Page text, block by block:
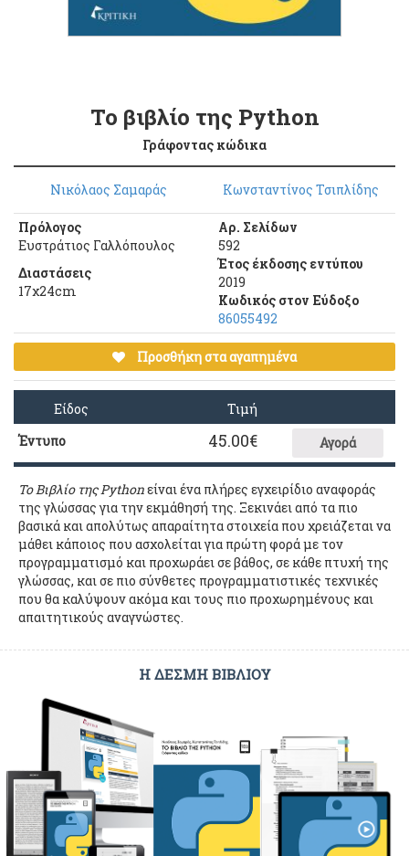
Το βιβλίο της Python
Γράφοντας κώδικα
Νικόλαος Σαμαράς Κωνσταντίνος Τσιπλίδης
Πρόλογος
Ευστράτιος Γαλλόπουλος
Διαστάσεις
17χ24cm
Αρ. Σελίδων
592
Έτος έκδοσης εντύπου
2019
Κωδικός στον Εύδοξο
86055492
Προσθήκη στα αγαπημένα
Είδος
Τιμή
Έντυπο
45.00€ Αγορά
Το Βιβλίο της Pythonείναι ένα πλήρες εγχειρίδιο αναφοράς
της γλώσσας για την εκμάθησή της. Ξεκινάει από τα πιο
βασικά και απολύτως απαραίτητα στοιχεία που χρειάζεται να
μάθει κάποιος που ασχολείται για πρώτη φορά με τον
προγραμματισμό και προχωράει σε βάθος, σε κάθε πτυχή της
γλώσσας, και σε πιο σύνθετες προγραμματιστικές τεχνικές
που θα καλύψουν ακόμα και τους πιο προχωρημένους και
απαιτητικούς αναγνώστες.
Η ΔΕΣΜΗ ΒΙΒΛΙΟΥ